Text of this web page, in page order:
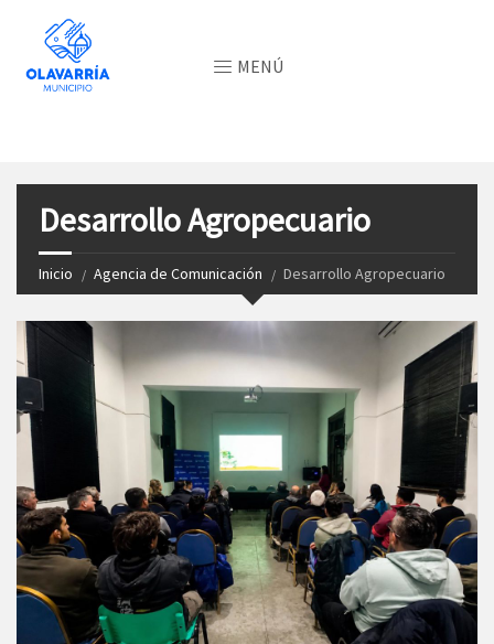
MENÚ
Desarrollo Agropecuario
Inicio Agencia de Comunicación Desarrollo Agropecuario